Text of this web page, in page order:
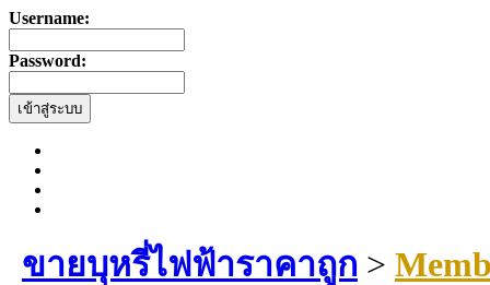
Username:
Password:
ขายบุหรี่ไฟฟ้าราคาถูก >